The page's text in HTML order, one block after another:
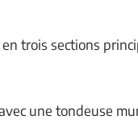
trois sections
une tondeuse